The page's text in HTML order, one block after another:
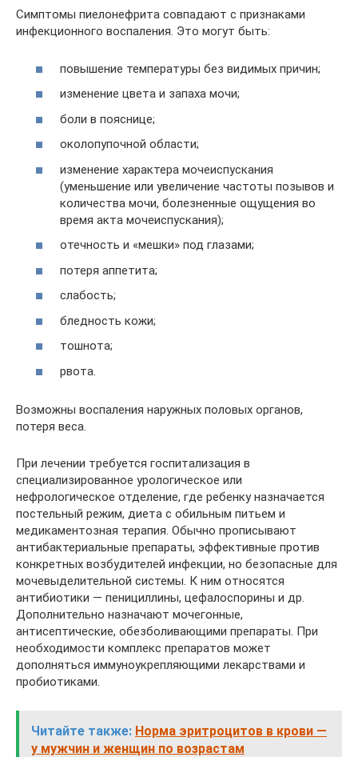
Симптомы пиелонефрита совпадают с признаками
инфекционного воспаления. Это могут быть:
повышение температуры без видимых причин;
изменение цвета и запаха мочи;
боли в пояснице;
околопупочной области;
изменение характера мочеиспускания
(уменьшение или увеличение частоты позывов и
количества мочи, болезненные ощущения во
время акта мочеиспускания);
отечность и «мешки» под глазами;
потеря аппетита;
слабость;
бледность кожи;
тошнота;
рвота.
Возможны воспаления наружных половых органов,
потеря веса.
При лечении требуется госпитализация в
специализированное урологическое или
нефрологическое отделение, где ребенку назначается
постельный режим, диета с обильным питьем и
медикаментозная терапия. Обычно прописывают
антибактериальные препараты, эффективные против
конкретных возбудителей инфекции, но безопасные для
мочевыделительной системы. К ним относятся
антибиотики — пенициллины, цефалоспорины и др.
Дополнительно назначают мочегонные,
антисептические, обезболивающими препараты. При
необходимости комплекс препаратов может
дополняться иммуноукрепляющими лекарствами и
пробиотиками.
Читайте также: Норма эритроцитов в крови —
у мужчин и женщин по возрастам